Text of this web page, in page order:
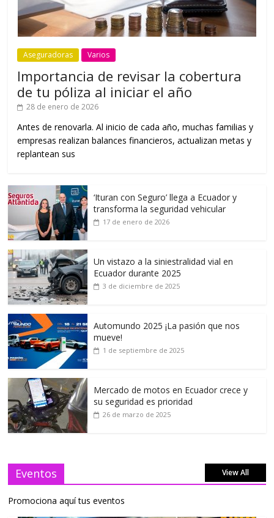
Aseguradoras Varios
Importancia de revisar la cobertura
de tu póliza al iniciar el año
28 de enero de 2026
Antes de renovarla. Al inicio de cada año, muchas familias y
empresas realizan balances financieros, actualizan metas y
replantean sus
‘Ituran con Seguro’ llega a Ecuador y
transforma la seguridad vehicular
17 de enero de 2026
Un vistazo a la siniestralidad vial en
Ecuador durante 2025
3 de diciembre de 2025
Automundo 2025 ¡La pasión que nos
mueve!
1 de septiembre de 2025
Mercado de motos en Ecuador crece y
su seguridad es prioridad
26 de marzo de 2025
Eventos View All
Promociona aquí tus eventos